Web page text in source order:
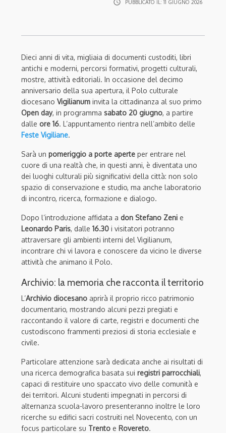
access_time PUBBLICATO IL: 11 GIUGNO 2026
Dieci anni di vita, migliaia di documenti custoditi, libri
antichi e moderni, percorsi formativi, progetti culturali,
mostre, attività editoriali. In occasione del decimo
anniversario della sua apertura, il Polo culturale
diocesano Vigilianum invita la cittadinanza al suo primo
Open day, in programma sabato 20 giugno, a partire
dalle ore 16. L’appuntamento rientra nell’ambito delle
Feste Vigiliane.
Sarà un pomeriggio a porte aperte per entrare nel
cuore di una realtà che, in questi anni, è diventata uno
dei luoghi culturali più significativi della città: non solo
spazio di conservazione e studio, ma anche laboratorio
di incontro, ricerca, formazione e dialogo.
Dopo l’introduzione affidata a don Stefano Zeni e
Leonardo Paris, dalle 16.30 i visitatori potranno
attraversare gli ambienti interni del Vigilianum,
incontrare chi vi lavora e conoscere da vicino le diverse
attività che animano il Polo.
Archivio: la memoria che racconta il territorio
L’Archivio diocesano aprirà il proprio ricco patrimonio
documentario, mostrando alcuni pezzi pregiati e
raccontando il valore di carte, registri e documenti che
custodiscono frammenti preziosi di storia ecclesiale e
civile.
Particolare attenzione sarà dedicata anche ai risultati di
una ricerca demografica basata sui registri parrocchiali,
capaci di restituire uno spaccato vivo delle comunità e
dei territori. Alcuni studenti impegnati in percorsi di
alternanza scuola-lavoro presenteranno inoltre le loro
ricerche su edifici sacri costruiti nel Novecento, con un
focus particolare su Trento e Rovereto.